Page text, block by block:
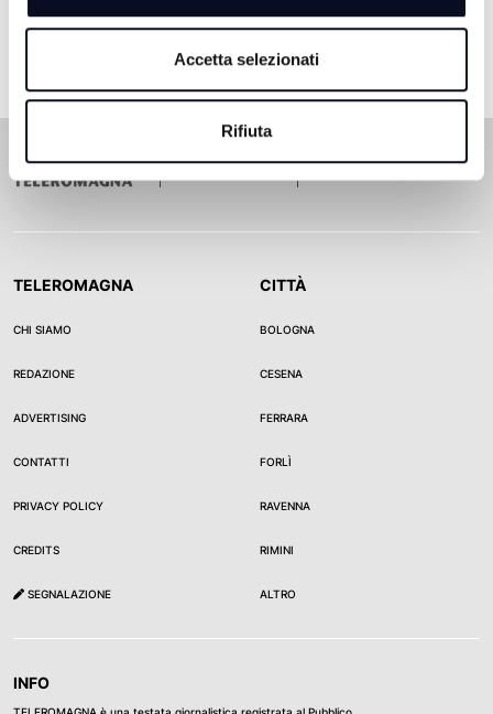
Accetta selezionati
Rifiuta
TELEROMAGNA
CHI SIAMO
REDAZIONE
ADVERTISING
CONTATTI
PRIVACY POLICY
CREDITS
SEGNALAZIONE
CITTÀ
BOLOGNA
CESENA
FERRARA
FORLÌ
RAVENNA
RIMINI
ALTRO
INFO